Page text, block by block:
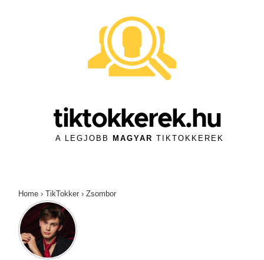
tiktokkerek.hu
A LEGJOBB MAGYAR TIKTOKKEREK
Home › TikTokker › Zsombor